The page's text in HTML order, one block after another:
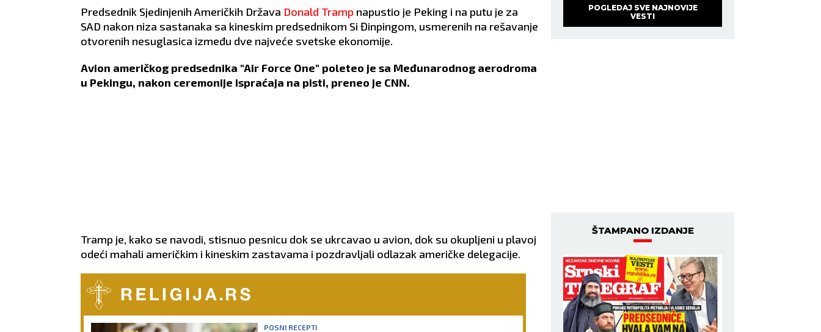
Predsednik Sjedinjenih Američkih Država Donald Tramp napustio je Peking i na putu je za
SAD nakon niza sastanaka sa kineskim predsednikom Si Đinpingom, usmerenih na rešavanje
otvorenih nesuglasica između dve najveće svetske ekonomije.
Avion američkog predsednika "Air Force One" poleteo je sa Međunarodnog aerodroma
u Pekingu, nakon ceremonije ispraćaja na pisti, preneo je CNN.
Tramp je, kako se navodi, stisnuo pesnicu dok se ukrcavao u avion, dok su okupljeni u plavoj
odeći mahali američkim i kineskim zastavama i pozdravljali odlazak američke delegacije.
POSNI RECEPTI
POGLEDAJ SVE NAJNOVIJE
VESTI
ŠTAMPANO IZDANJE